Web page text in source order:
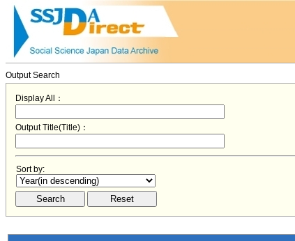
Output Search
Display All：
Output Title(Title)：
Sort by: